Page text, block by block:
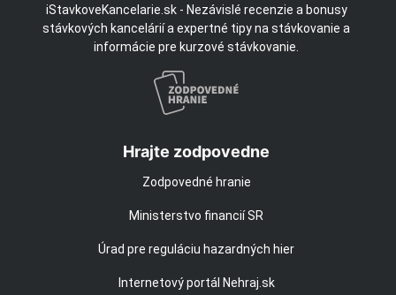
iStavkoveKancelarie.sk - Nezávislé recenzie a bonusy
stávkových kancelárií a expertné tipy na stávkovanie a
informácie pre kurzové stávkovanie.
Hrajte zodpovedne
Zodpovedné hranie
Ministerstvo financií SR
Úrad pre reguláciu hazardných hier
Internetový portál Nehraj.sk